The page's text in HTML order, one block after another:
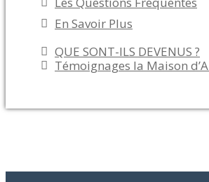
En Savoir Plus
QUE SONT-ILS DEVENUS ?
Témoignages la Maison